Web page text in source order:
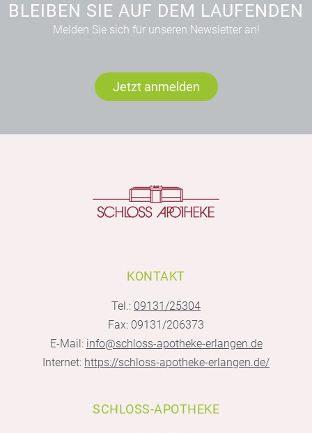
BLEIBEN SIE AUF DEM LAUFENDEN
Melden Sie sich für unseren Newsletter an!
Jetzt anmelden
KONTAKT
Tel.: 09131/25304
Fax: 09131/206373
E-Mail: info@schloss-apotheke-erlangen.de
Internet: https://schloss-apotheke-erlangen.de/
SCHLOSS-APOTHEKE